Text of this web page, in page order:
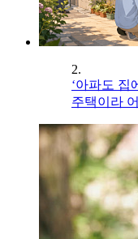
2.
‘아파도 집
주택이라